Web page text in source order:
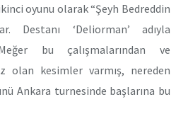
oyunu olarak “Şeyh Bedreddin
Destanı ‘Deliorman’ adıyla
bu çalışmalarından ve
olan kesimler varmış, nereden
Ankara turnesinde başlarına bu